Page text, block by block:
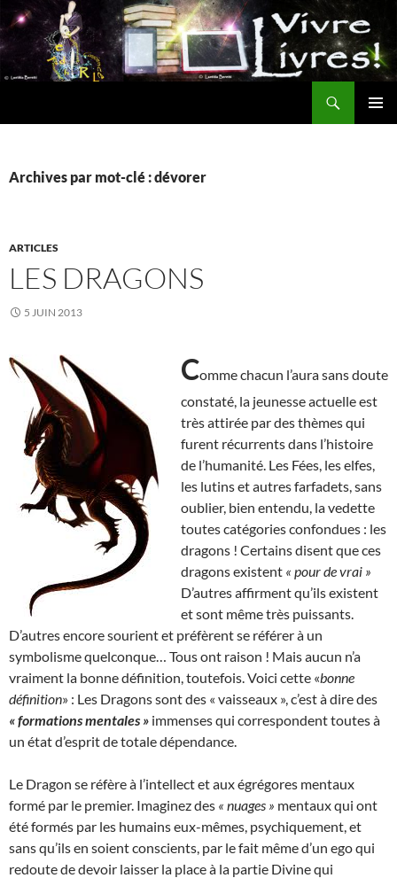
Aller
au
contenu
Archives par mot-clé : dévorer
ARTICLES
LES DRAGONS
5 JUIN 2013
Comme chacun l’aura sans doute
constaté, la jeunesse actuelle est
très attirée par des thèmes qui
furent récurrents dans l’histoire
de l’humanité. Les Fées, les elfes,
les lutins et autres farfadets, sans
oublier, bien entendu, la vedette
toutes catégories confondues : les
dragons ! Certains disent que ces
dragons existent « pour de vrai »
D’autres affirment qu’ils existent
et sont même très puissants.
D’autres encore sourient et préfèrent se référer à un
symbolisme quelconque… Tous ont raison ! Mais aucun n’a
vraiment la bonne définition, toutefois. Voici cette «bonne
définition» : Les Dragons sont des « vaisseaux », c’est à dire des
« formations mentales » immenses qui correspondent toutes à
un état d’esprit de totale dépendance.
Le Dragon se réfère à l’intellect et aux égrégores mentaux
formé par le premier. Imaginez des « nuages » mentaux qui ont
été formés par les humains eux-mêmes, psychiquement, et
sans qu’ils en soient conscients, par le fait même d’un ego qui
redoute de devoir laisser la place à la partie Divine qui